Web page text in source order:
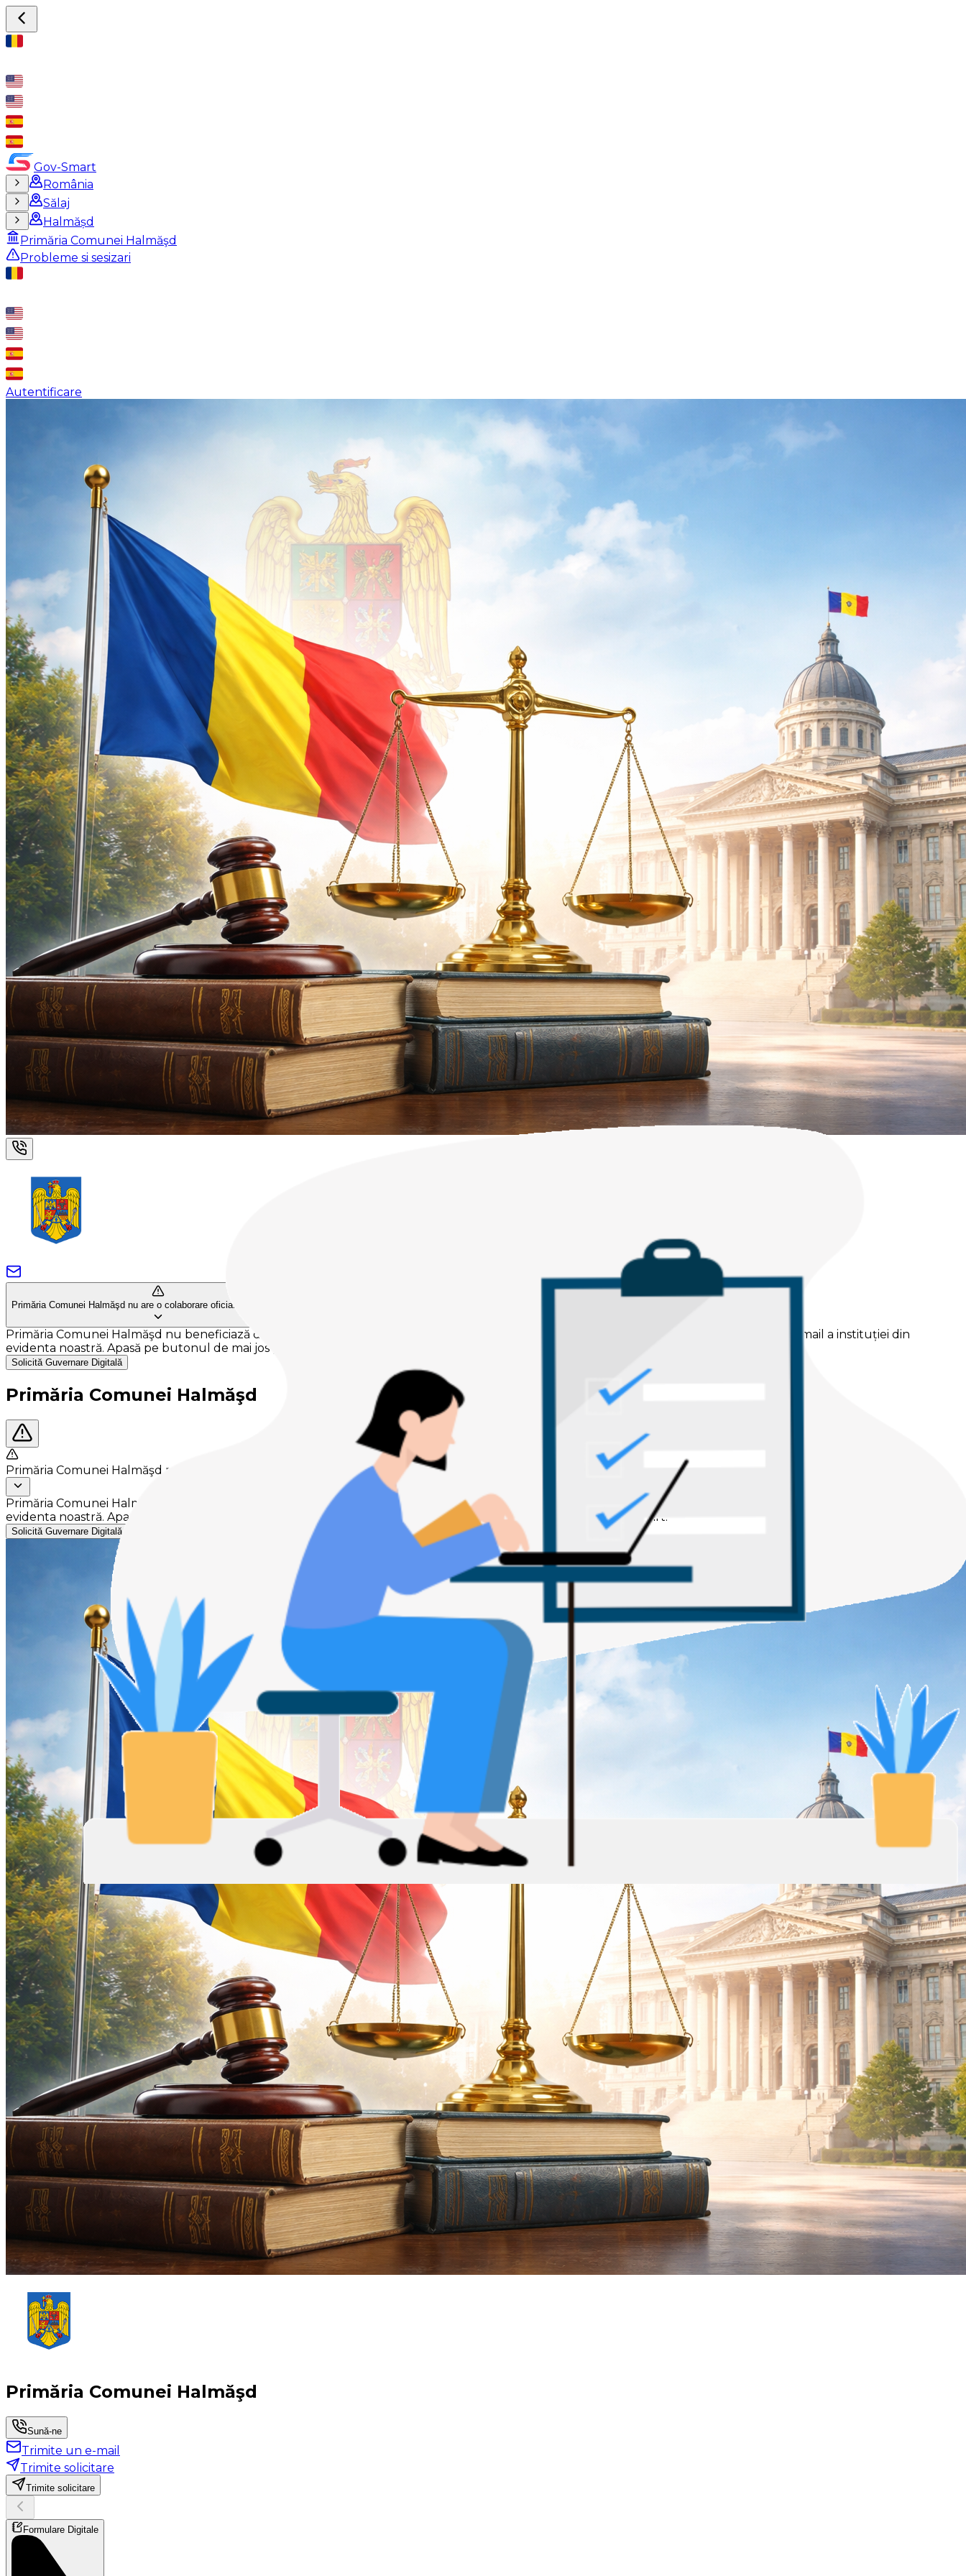
Gov-Smart
România
Sălaj
Halmășd
Primăria Comunei Halmăşd
Probleme si sesizari
Autentificare
Primăria Comunei Halmăşd nu are o colaborare oficiala cu Gov-Smart.
Primăria Comunei Halmăşd nu beneficiază de guvernare digitală oferită de Gov-Smart. Toate solicitările digitale sunt trimise pe adresa de email a instituției din
evidenta noastră. Apasă pe butonul de mai jos pentru a solicita acestei instituții să se digitalizeze folosind Gov-Smart.
Solicită Guvernare Digitală
Primăria Comunei Halmăşd
Primăria Comunei Halmăşd nu are o colaborare oficiala cu Gov-Smart.
Primăria Comunei Halmăşd nu beneficiază de guvernare digitală oferită de Gov-Smart. Toate solicitările digitale sunt trimise pe adresa de email a instituției din
evidenta noastră. Apasă pe butonul de mai jos pentru a solicita acestei instituții să se digitalizeze folosind Gov-Smart.
Solicită Guvernare Digitală
Primăria Comunei Halmăşd
Sună-ne
Trimite un e-mail
Trimite solicitare
Trimite solicitare
Formulare Digitale